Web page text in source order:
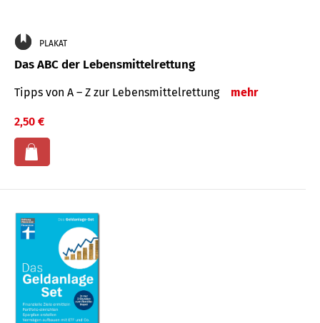
PLAKAT
Das ABC der Lebensmittelrettung
Tipps von A – Z zur Lebensmittelrettung mehr
2,50 €